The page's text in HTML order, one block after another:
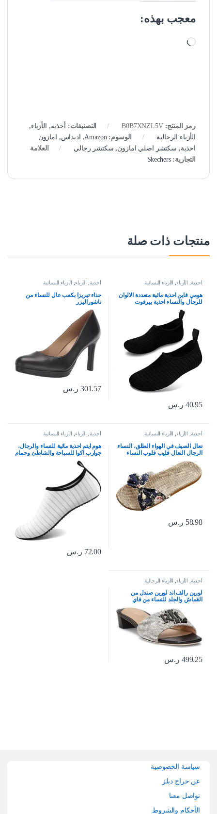
معجب بهذه:
جاري التحميل…
رمز المنتج:B0B7XNZL5V التصنيفات: أحذية, الأزياء,
الأزياء الرجالية
الوسوم:Amazon
, اديداس, امازون
احذية, سكتشر اصلي امازون, سكتشر رجالي
العلامة
التجارية:Skechers
منتجات ذات صلة
أحذية الأزياء الأزياء النسائية
هومي فاين احذية مائية متعددة الالوان
للرجال والنساء احذية بيرفوت
للشاطئ وحمام السباحة للاولاد
والبنات، احذية مائية سريعة الجفاف
لليوجا وركوب الامواج والسباحة
والرياضات المائية
40.95 ر.س
أحذية الأزياء الأزياء النسائية
حذاء تيريزا بكعب عال للنساء من
ناشوراليزر
301.57 ر.س
أحذية, الأزياء, الأزياء النسائية
نعال الصيف في الهواء الطلق، النساء
الرجال النعال فليب فلوب النساء
النعال الزهور القوس الكتان فليب
فلوب الصنادل إسفين النعال النساء
أحذية
58.98 ر.س
أحذية, الأزياء, الأزياء النسائية
هوم ايتم احذية مائية للنساء والرجال،
جوارب اكوا للسباحة والشاطئ وحمام
السباحة والنهر سهلة الارتداء وسريعة
الجفاف للعطلات والرحلات البحرية
من ملحقات اساسيات اليوجا والكاياك
72.00 ر.س
أحذية الأزياء الأزياء الرجالية
لورين رالف اند لورين صندل من
القماش والجلد للنساء من فاي
499.25 ر.س
سياسة الخصوصية
عن حراج ديلز
تواصل معنا
الأحكام والشروط